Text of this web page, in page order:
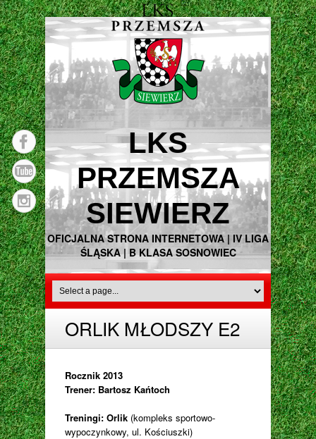
LKS
PRZEMSZA
SIEWIERZ
OFICJALNA STRONA INTERNETOWA | IV LIGA
ŚLĄSKA | B KLASA SOSNOWIEC
ORLIK MŁODSZY E2
Rocznik 2013
Trener: Bartosz Kańtoch
Treningi: Orlik (kompleks sportowo-
wypoczynkowy, ul. Kościuszki)